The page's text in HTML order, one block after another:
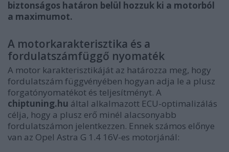
biztonságos határon belül hozzuk ki a motorból
a maximumot.
A motorkarakterisztika és a
fordulatszámfüggő nyomaték
A motor karakterisztikáját az határozza meg, hogy
fordulatszám függvényében hogyan adja le a plusz
forgatónyomatékot és teljesítményt. A
chiptuning.hu által alkalmazott ECU-optimalizálás
célja, hogy a plusz erő minél alacsonyabb
fordulatszámon jelentkezzen. Ennek számos előnye
van az Opel Astra G 1.4 16V-es motorjánál: